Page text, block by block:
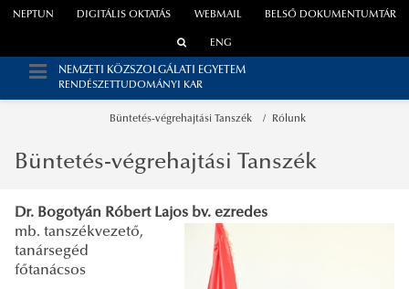
WEBMAIL
NEPTUN DIGITÁLIS OKTATÁS BELSŐ DOKUMENTUMTÁR
ENG
NEMZETI KÖZSZOLGÁLATI EGYETEM
RENDÉSZETTUDOMÁNYI KAR
Büntetés-végrehajtási Tanszék Rólunk
Büntetés-végrehajtási Tanszék
Dr. Bogotyán Róbert Lajos bv. ezredes
mb. tanszékvezető,
tanársegéd
főtanácsos